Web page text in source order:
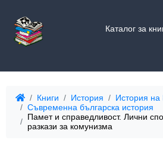
Каталог за
Книги История
История на
Съвременна българска история
Памет и справедливост. Лични
разкази за комунизма